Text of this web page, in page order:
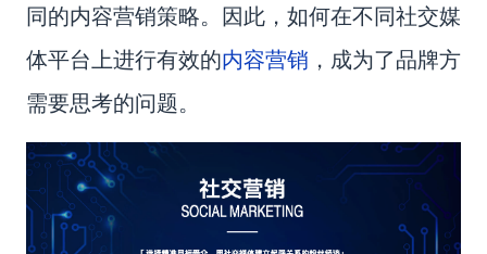
同的内容营销策略。因此， 如何在不同社交媒
体平台上进行有效的内容营销 ，成为了品牌方
需要思考的问题。